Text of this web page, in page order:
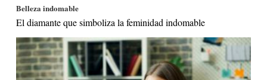
Belleza indomable
El diamante que simboliza la feminidad indomable